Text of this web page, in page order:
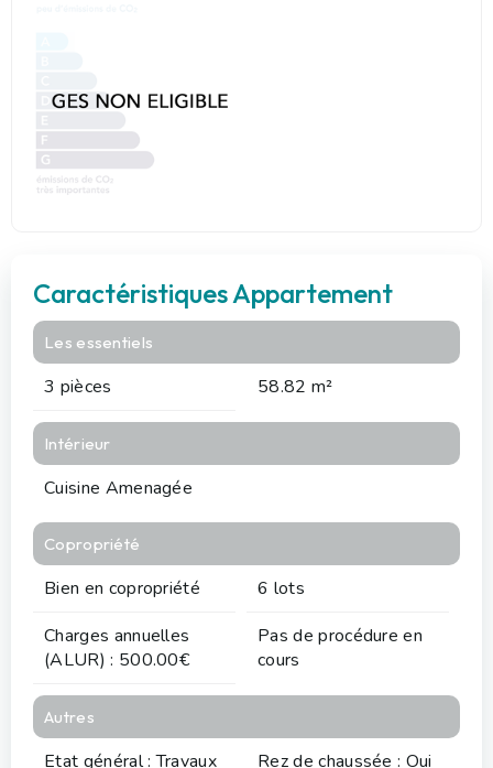
Caractéristiques Appartement
Les essentiels
3 pièces 58.82 m²
Intérieur
Cuisine Amenagée
Copropriété
Bien en copropriété
6 lots
Charges annuelles
(ALUR) : 500.00€
Pas de procédure en
cours
Autres
Etat général : Travaux
Rez de chaussée : Oui